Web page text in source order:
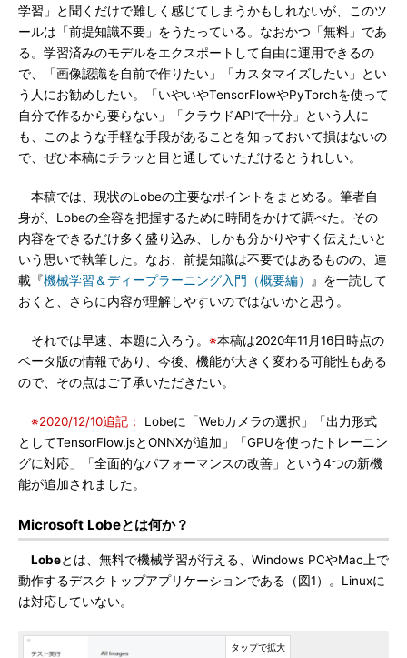
学習」と聞くだけで難しく感じてしまうかもしれないが、このツ
ールは「前提知識不要」をうたっている。なおかつ「無料」であ
る。学習済みのモデルをエクスポートして自由に運用できるの
で、「画像認識を自前で作りたい」「カスタマイズしたい」とい
う人にお勧めしたい。「いやいやTensorFlowやPyTorchを使って
自分で作るから要らない」「クラウドAPIで十分」という人に
も、このような手軽な手段があることを知っておいて損はないの
で、ぜひ本稿にチラッと目と通していただけるとうれしい。
本稿では、現状のLobeの主要なポイントをまとめる。筆者自
身が、Lobeの全容を把握するために時間をかけて調べた。その
内容をできるだけ多く盛り込み、しかも分かりやすく伝えたいと
いう思いで執筆した。なお、前提知識は不要ではあるものの、連
載『機械学習＆ディープラーニング入門（概要編）
』を一読して
おくと、さらに内容が理解しやすいのではないかと思う。
それでは早速、本題に入ろう。 ※本稿は2020年11月16日時点の
ベータ版の情報であり、今後、機能が大きく変わる可能性もある
ので、その点はご了承いただきたい。
※2020/12/10追記：
Lobeに「Webカメラの選択」「出力形式
としてTensorFlow.jsとONNXが追加」「GPUを使ったトレーニン
グに対応」「全面的なパフォーマンスの改善」という4つの新機
能が追加されました。
Microsoft Lobeとは何か？
Lobeとは、無料で機械学習が行える、Windows PCやMac上で
動作するデスクトップアプリケーションである（図1）。Linuxに
は対応していない。